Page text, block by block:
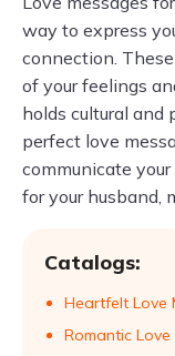
way to express
connection.
of your feelings
holds cultural and
perfect love
communicate
for your husband,
Catalogs:
Heartfelt Love
Romantic